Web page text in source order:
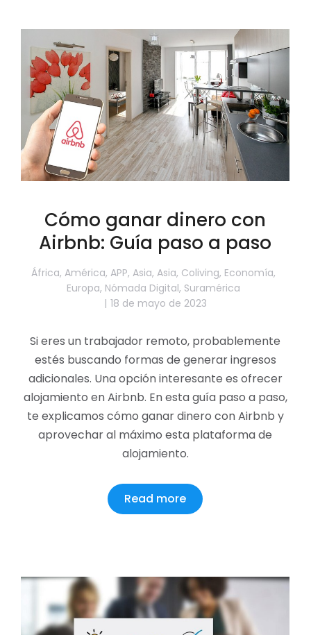
Cómo ganar dinero con
Airbnb: Guía paso a paso
África, América, APP, Asia, Asia, Coliving, Economía,
Europa, Nómada Digital, Suramérica
18 de mayo de 2023
Si eres un trabajador remoto, probablemente
estés buscando formas de generar ingresos
adicionales. Una opción interesante es ofrecer
alojamiento en Airbnb. En esta guía paso a paso,
te explicamos cómo ganar dinero con Airbnb y
aprovechar al máximo esta plataforma de
alojamiento.
Read more